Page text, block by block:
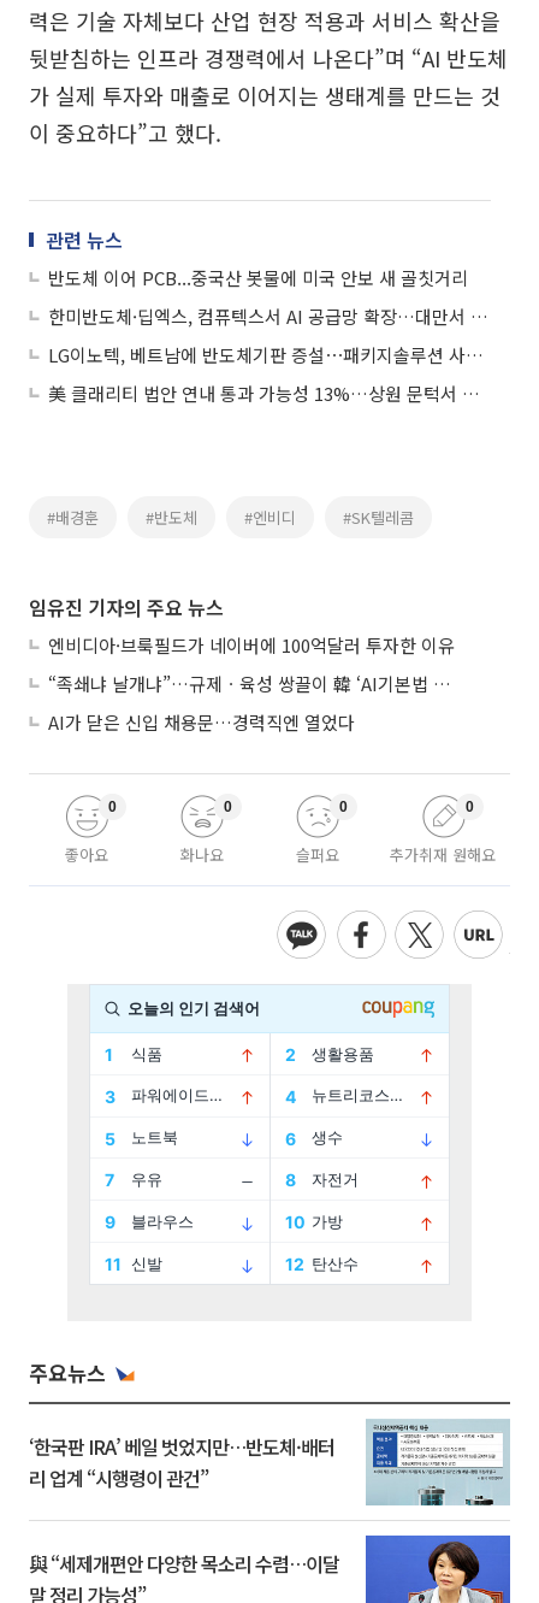
력은 기술 자체보다 산업 현장 적용과 서비스 확산을
뒷받침하는 인프라 경쟁력에서 나온다”며 “AI 반도체
가 실제 투자와 매출로 이어지는 생태계를 만드는 것
이 중요하다”고 했다.
관련 뉴스
반도체 이어 PCB...중국산 봇물에 미국 안보 새 골칫거리
한미반도체·딥엑스, 컴퓨텍스서 AI 공급망 확장…대만서 빛난 韓기업
LG이노텍, 베트남에 반도체기판 증설⋯패키지솔루션 사업 3조 육성 드라이브
美 클래리티 법안 연내 통과 가능성 13%…상원 문턱서 제동
#배경훈 #반도체 #엔비디 #SK텔레콤
임유진 기자의 주요 뉴스
엔비디아·브룩필드가 네이버에 100억달러 투자한 이유
“족쇄냐 날개냐”…규제ㆍ육성 쌍끌이 韓 ‘AI기본법 개정안’ 오늘 시행
AI가 닫은 신입 채용문…경력직엔 열었다
좋아요
0
화나요
0
슬퍼요
0
추가취재 원해요
0
주요뉴스
‘한국판 IRA’ 베일 벗었지만…반도체·배터
리 업계 “시행령이 관건”
與 “세제개편안 다양한 목소리 수렴…이달
말 정리 가능성”